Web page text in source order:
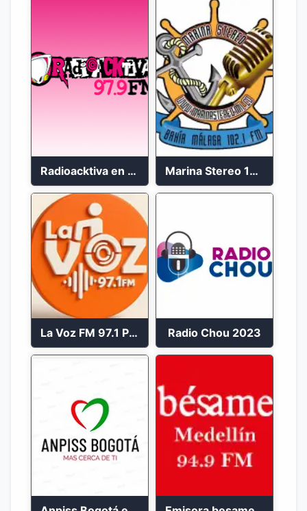
Radioacktiva en vivo 97.9 FM Marina Stereo 102.1 FM
La Voz FM 97.1 Popayán en Vivo Radio Chou 2023